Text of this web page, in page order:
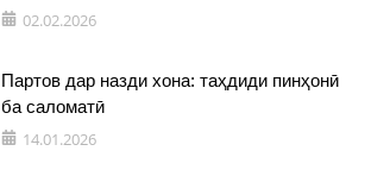
02.02.2026
Партов дар назди хона: таҳдиди пинҳонӣ
ба саломатӣ
14.01.2026